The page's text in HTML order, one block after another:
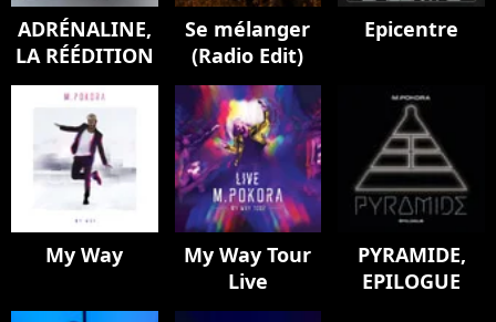
ADRÉNALINE,
LA RÉÉDITION
Se mélanger
(Radio Edit)
Epicentre
My Way
My Way Tour
Live
PYRAMIDE,
EPILOGUE